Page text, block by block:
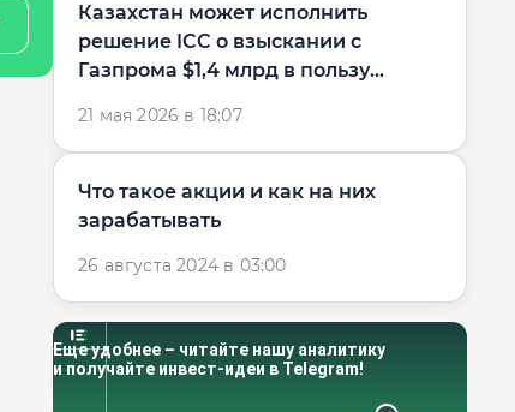
Казахстан может исполнить
решение ICC о взыскании с
Газпрома $1,4 млрд в пользу
21 мая 2026 в 18:07
Что такое акции и как на них
зарабатывать
26 августа 2024 в 03:00
Еще удобнее – читайте нашу аналитику
и получайте инвест-идеи в Telegram!